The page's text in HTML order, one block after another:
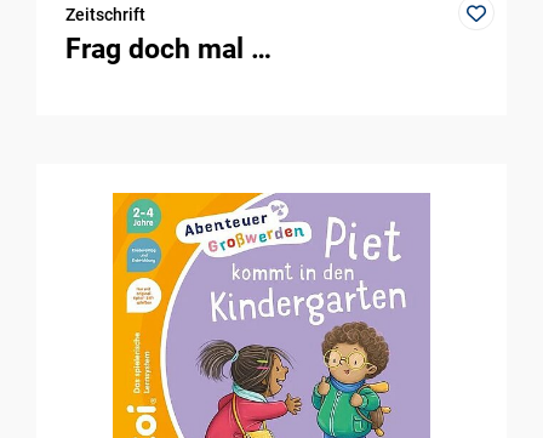
Zeitschrift
Frag doch mal …